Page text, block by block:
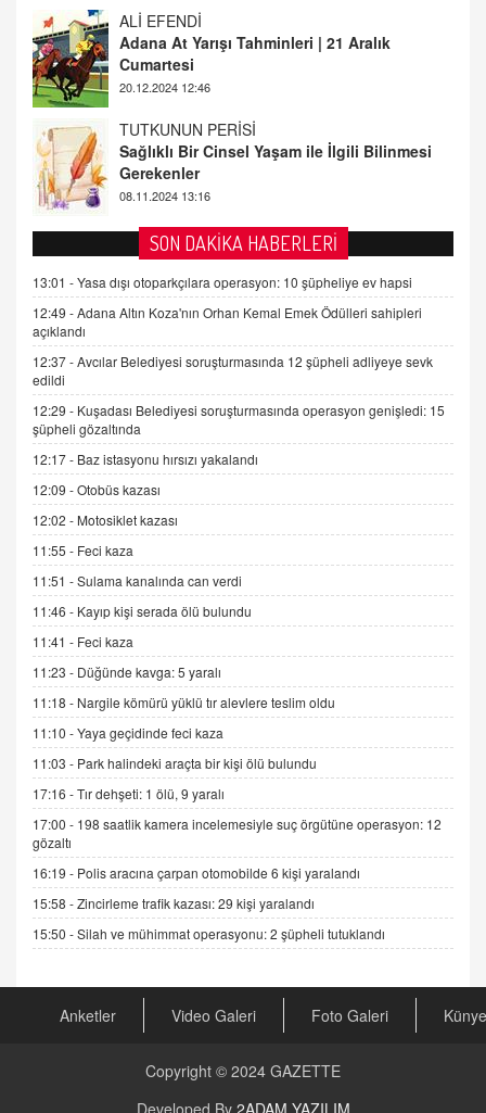
TUTKUNUN PERİSİ
Sağlıklı Bir Cinsel Yaşam ile İlgili Bilinmesi
Gerekenler
08.11.2024 13:16
FARUK ÖNALAN
Tezkere Onaylanmasaydı…
2 Kasım 2021 Salı 00:11
AV. DOĞAN CAN DOĞAN
Kişisel verilerin korunması ve dijital hukukun
gelişimi
15.09.2025 16:17
SEHER EREK
Kış Ayları Geldi, Hangi Önlemler Alınmalı?
9.12.2025 10:11
İNCİ GÜL AKÖL
Trump Keşke Adana'yı da Ziyaret Etse...
06.07.2026 13:00
ADEM AKÖL
Esed Destekçilerinin Yüzüne Vurulan Şamar:
Sednaya
11.12.2024 12:30
DR. EKREM ASLAN
Gerçek Ne, Algı Ne? "Beraber Yürüyoruz"
Cümlesinin Peşinden
19.07.2025 12:45
GÖNÜL MENEKŞE
Şifacının Yolu
04.11.2025 12:56
AV. RÜMEYSA ÖZKALE
Kira Uyuşmazlıklarında Dava Açmadan Önce
Arabulucuya Başvuru Şartı
CAN UĞURATEŞ
Değişen yapısıyla Suriye
GÜNLÜK BURÇ YORUMU
SON DAKİKA HABERLERİ
13:01 -Yasa dışı otoparkçılara operasyon: 10 şüpheliye ev hapsi
12:49 -Adana Altın Koza'nın Orhan Kemal Emek Ödülleri sahipleri
açıklandı
12:37 -Avcılar Belediyesi soruşturmasında 12 şüpheli adliyeye sevk
edildi
12:29 - Kuşadası Belediyesi soruşturmasında operasyon genişledi: 15
şüpheli gözaltında
12:17 - Baz istasyonu hırsızı yakalandı
12:09 -Otobüs kazası
12:02 - Motosiklet kazası
11:55 - Feci kaza
11:51 -Sulama kanalında can verdi
11:46 - Kayıp kişi serada ölü bulundu
11:41 - Feci kaza
11:23 - Düğünde kavga: 5 yaralı
11:18 - Nargile kömürü yüklü tır alevlere teslim oldu
11:10 -Yaya geçidinde feci kaza
11:03 - Park halindeki araçta bir kişi ölü bulundu
17:16 -Tır dehşeti: 1 ölü, 9 yaralı
17:00 - 198 saatlik kamera incelemesiyle suç örgütüne operasyon: 12
gözaltı
16:19 - Polis aracına çarpan otomobilde 6 kişi yaralandı
15:58 -Zincirleme trafik kazası: 29 kişi yaralandı
15:50 -Silah ve mühimmat operasyonu: 2 şüpheli tutuklandı
Anketler Video Galeri Foto Galeri Künye
Copyright © 2024 GAZETTE